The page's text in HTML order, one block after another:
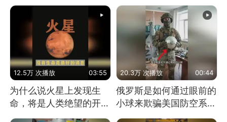
12.5万 次播放 03:55
为什么说火星上发现生
命，将是人类绝望的开
始？
20.3万 次播放 00:44
俄罗斯是如何通过眼前的
小球来欺骗美国防空系统
的